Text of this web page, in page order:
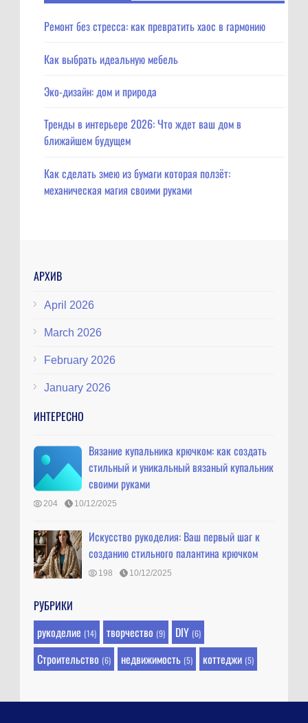
Ремонт без стресса: как превратить хаос в гармонию
Как выбрать идеальную мебель
Эко-дизайн: дом и природа
Тренды в интерьере 2026: Что ждет ваш дом в
ближайшем будущем
Как сделать змею из бумаги которая ползёт:
механическая магия своими руками
АРХИВ
April 2026
March 2026
February 2026
January 2026
ИНТЕРЕСНО
Вязание купальника крючком: как создать
стильный и уникальный вязаный купальник
своими руками
204 10/12/2025
Искусство рукоделия: Ваш первый шаг к
созданию стильного палантина крючком
198 10/12/2025
РУБРИКИ
рукоделие (14) творчество (9) DIY (6)
Строительство (6) недвижимость (5) коттеджи (5)